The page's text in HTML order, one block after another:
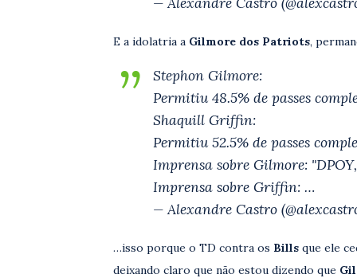
E a idolatria a Gilmore dos Patriots,
Stephon Gilmore:
Permitiu 48.5% de passes
Shaquill Griffin:
Permitiu 52.5% de passes
Imprensa sobre Gilmore:
Imprensa sobre Griffin: …
— Alexandre Castro
…isso porque o TD contra os Bills que ele
deixando claro que não estou dizendo que